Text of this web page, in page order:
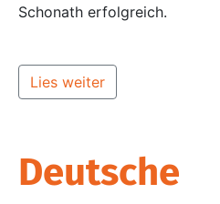
Schonath erfolgreich.
Lies weiter
Deutsche